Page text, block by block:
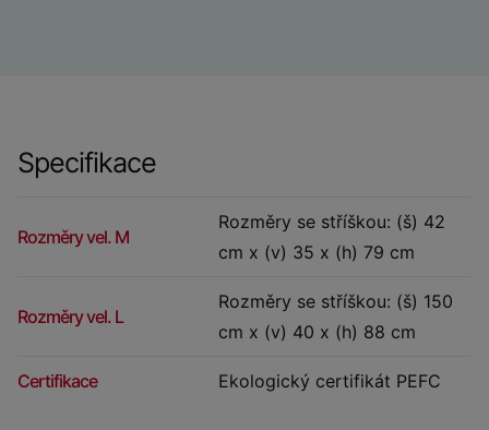
Specifikace
Rozměry vel. M
Rozměry se stříškou: (š) 42
cm x (v) 35 x (h) 79 cm
Rozměry vel. L
Rozměry se stříškou: (š) 150
cm x (v) 40 x (h) 88 cm
Certifikace Ekologický certifikát PEFC